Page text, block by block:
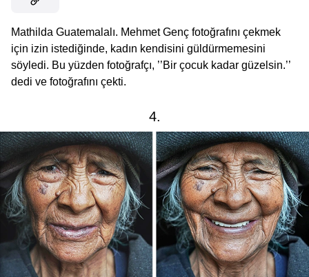
Mathilda Guatemalalı. Mehmet Genç fotoğrafını çekmek
için izin istediğinde, kadın kendisini güldürmemesini
söyledi. Bu yüzden fotoğrafçı, ’’Bir çocuk kadar güzelsin.’’
dedi ve fotoğrafını çekti.
4.